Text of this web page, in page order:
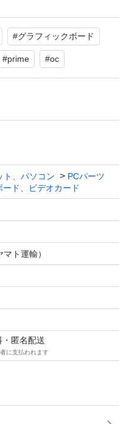
#グラフィックボード
#prime #oc
ト、パソコン
PCパーツ
ード、ビデオカード
ト運輸）
匿名配送
に支払われます